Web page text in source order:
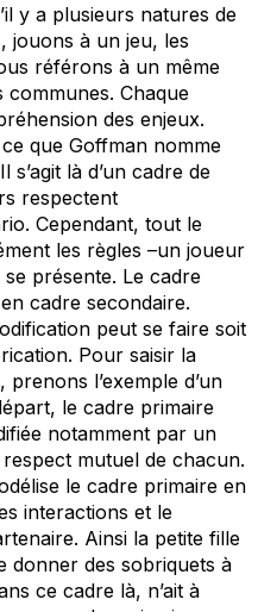
y a plusieurs natures de
jouons à un jeu, les
référons à un même
Chaque
des enjeux.
que Goffman nomme
s’agit là d’un cadre de
respectent
Cependant, tout le
les règles –un joueur
présente. Le cadre
cadre secondaire.
peut se faire soit
Pour saisir la
l’exemple d’un
le cadre primaire
notamment par un
respect mutuel de chacun.
le cadre primaire en
interactions et le
Ainsi la petite fille
donner des sobriquets à
ce cadre là, n’ait à